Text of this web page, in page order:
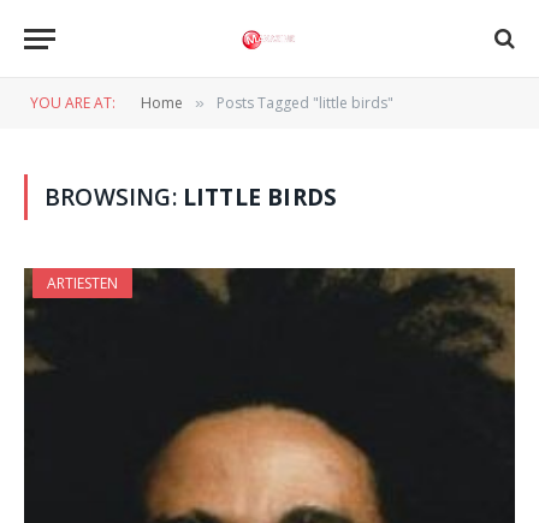
YOU ARE AT: Home » Posts Tagged "little birds"
BROWSING: LITTLE BIRDS
ARTIESTEN